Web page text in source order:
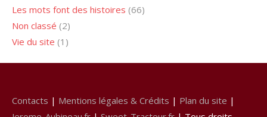
Les mots font des histoires (66)
Non classé (2)
Vie du site (1)
Contacts | Mentions légales & Crédits | Plan du site |